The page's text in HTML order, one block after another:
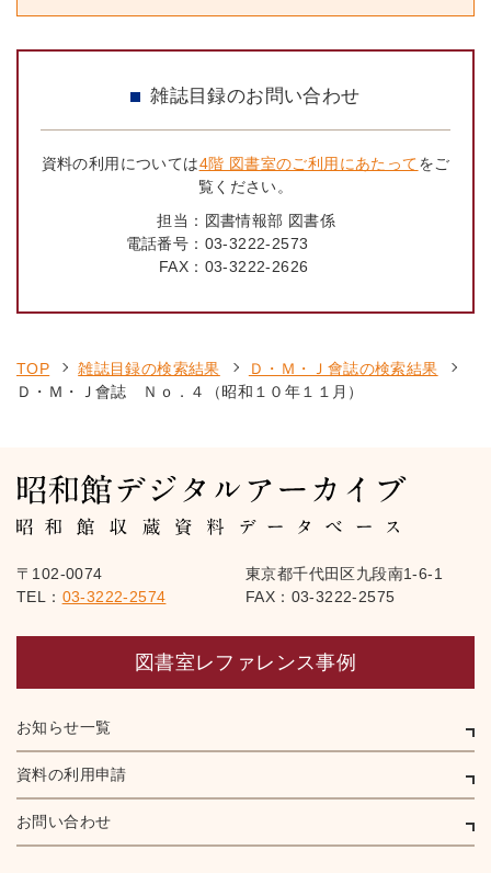
雑誌目録のお問い合わせ
資料の利用については4階 図書室のご利用にあたってをご
覧ください。
担当： 図書情報部 図書係
電話番号： 03-3222-2573
FAX： 03-3222-2626
TOP 雑誌目録の検索結果
Ｄ・Ｍ・Ｊ會誌の検索結果
Ｄ・Ｍ・Ｊ會誌 Ｎｏ．４（昭和１０年１１月）
〒102-0074
東京都千代田区九段南1-6-1
TEL： 03-3222-2574 FAX：03-3222-2575
図書室レファレンス事例
お知らせ一覧
資料の利用申請
お問い合わせ